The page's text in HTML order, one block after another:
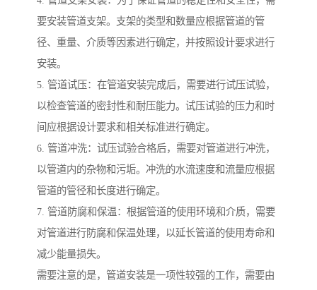
要安装管道支架。支架的类型和数量应根据管道的管
径、重量、介质等因素进行确定，并按照设计要求进行
安装。
5. 管道试压：在管道安装完成后，需要进行试压试验，
以检查管道的密封性和耐压能力。试压试验的压力和时
间应根据设计要求和相关标准进行确定。
6. 管道冲洗：试压试验合格后，需要对管道进行冲洗，
以管道内的杂物和污垢。冲洗的水流速度和流量应根据
管道的管径和长度进行确定。
7. 管道防腐和保温：根据管道的使用环境和介质，需要
对管道进行防腐和保温处理，以延长管道的使用寿命和
减少能量损失。
需要注意的是，管道安装是一项性较强的工作，需要由